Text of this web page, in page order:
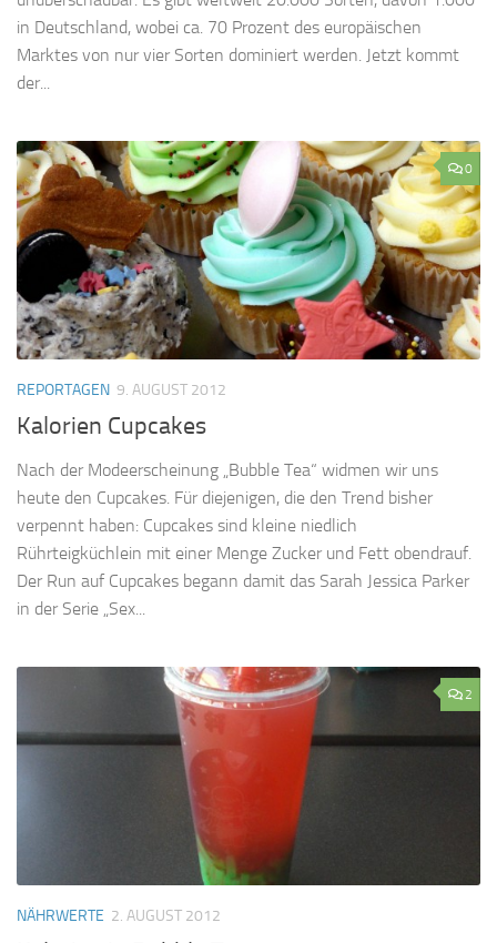
in Deutschland, wobei ca. 70 Prozent des europäischen
Marktes von nur vier Sorten dominiert werden. Jetzt kommt
der...
0
REPORTAGEN 9. AUGUST 2012
Kalorien Cupcakes
Nach der Modeerscheinung „Bubble Tea“ widmen wir uns
heute den Cupcakes. Für diejenigen, die den Trend bisher
verpennt haben: Cupcakes sind kleine niedlich
Rührteigküchlein mit einer Menge Zucker und Fett obendrauf.
Der Run auf Cupcakes begann damit das Sarah Jessica Parker
in der Serie „Sex...
2
NÄHRWERTE 2. AUGUST 2012